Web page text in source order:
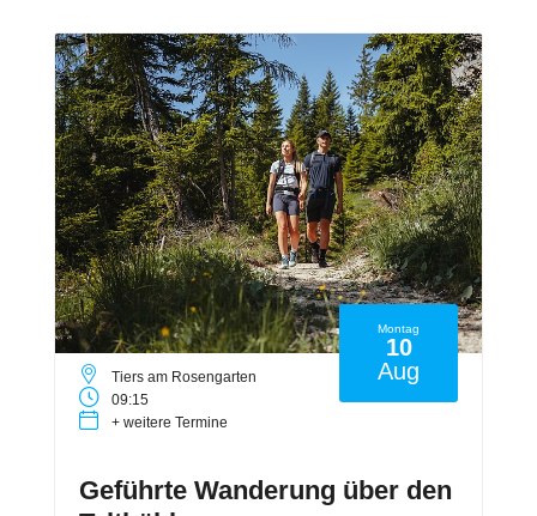
Montag
10
Aug
Tiers am Rosengarten
09:15
+ weitere Termine
Geführte Wanderung über den